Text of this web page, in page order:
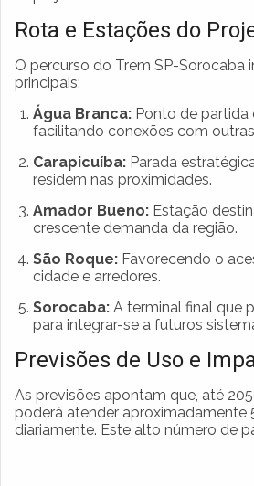
Rota e Estações do
O percurso do Trem SP-Sorocaba
principais:
Água Branca: Ponto de partida
facilitando conexões com
Carapicuíba: Parada
residem nas proximidades.
Amador Bueno: Estação
crescente demanda da região.
São Roque: Favorecendo o
cidade e arredores.
Sorocaba: A terminal final que
para integrar-se a futuros
Previsões de Uso e
As previsões apontam que, até
poderá atender aproximadamente
diariamente. Este alto número de